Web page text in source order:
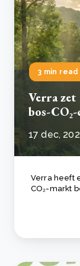
3 min read
Verra zet
bos-
17 dec,
Verra heeft
CO₂-markt